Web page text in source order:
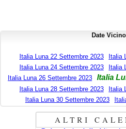
Date Vicino
Italia Luna 22 Settembre 2023
Italia
Italia Luna 24 Settembre 2023
Italia
Italia Luna 26 Settembre 2023
Italia
Italia Luna 28 Settembre 2023
Italia
Italia Luna 30 Settembre 2023
ALTRI